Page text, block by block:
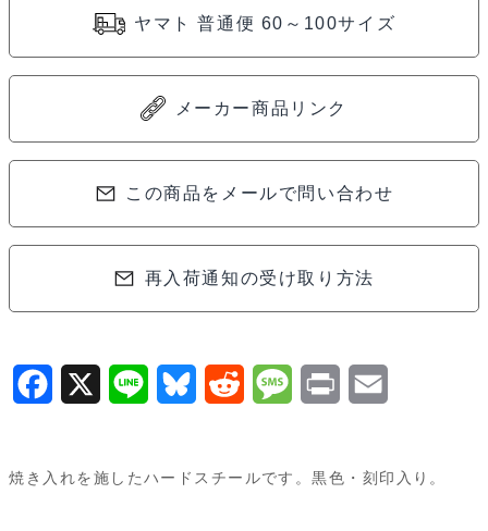
ピ
ン
ア
28T
hard
pinion
gear
SGX-
ヤマト 普通便 60～100サイズ
メーカー商品リンク
この商品をメールで問い合わせ
再入荷通知の受け取り方法
X B R M P
焼き入れを施したハードスチールです。黒色・刻印入り。